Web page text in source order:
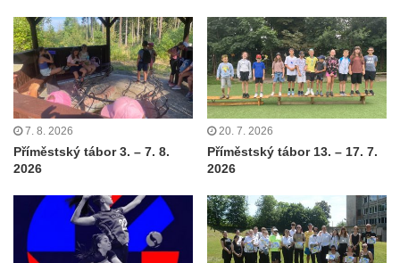
7. 8. 2026
Příměstský tábor 3. – 7. 8.
2026
20. 7. 2026
Příměstský tábor 13. – 17. 7.
2026